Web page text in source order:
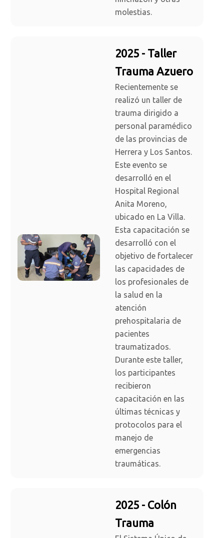
molestias.
2025 - Taller
Trauma Azuero
Recientemente se
realizó un taller de
trauma dirigido a
personal paramédico
de las provincias de
Herrera y Los Santos.
Este evento se
desarrolló en el
Hospital Regional
Anita Moreno,
ubicado en La Villa.
Esta capacitación se
desarrolló con el
objetivo de fortalecer
las capacidades de
los profesionales de
la salud en la
atención
prehospitalaria de
pacientes
traumatizados.
Durante este taller,
los participantes
recibieron
capacitación en las
últimas técnicas y
protocolos para el
manejo de
emergencias
traumáticas.
2025 - Colón
Trauma